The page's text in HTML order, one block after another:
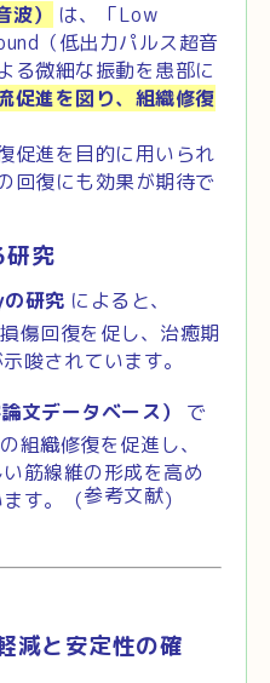
） は、
「Low
（低出力パルス超音
る微細な振動を患部に
促進を図り、組織修復
促進を目的に用いられ
回復にも効果が期待で
研究
研究 によると、
傷回復を促し、治癒期
唆されています。
文データベース） で
組織修復を促進し、
筋線維の形成を高め
す。（参考文献）
減と安定性の確